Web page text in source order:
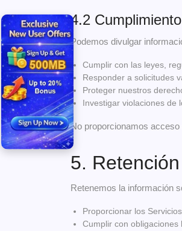
4.2
Podemos divulgar
Cumplir con las leyes,
Responder a solicitudes
Proteger nuestros
Investigar violaciones de
No proporcionamos
5.
Retenemos la información
Proporcionar los Servicios
Cumplir con obligaciones